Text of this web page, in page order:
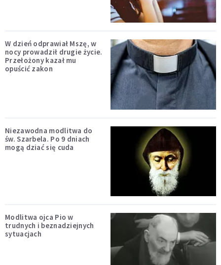
W dzień odprawiał Mszę, w
nocy prowadził drugie życie.
Przełożony kazał mu
opuścić zakon
Niezawodna modlitwa do
św. Szarbela. Po 9 dniach
mogą dziać się cuda
Modlitwa ojca Pio w
trudnych i beznadziejnych
sytuacjach